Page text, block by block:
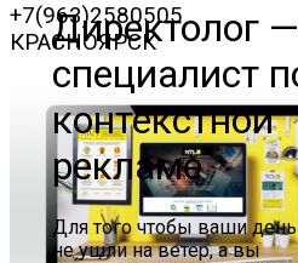
+7(963)2580505
КРАСНОЯРСК
Директолог —
специалист
контекстной
рекламе
Для того чтобы ваши
не ушли на ветер, а вы